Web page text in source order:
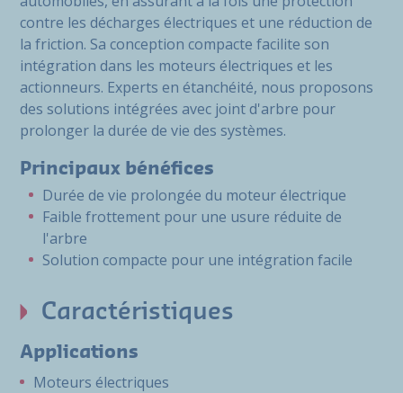
contre les décharges électriques et une réduction de
la friction. Sa conception compacte facilite son
intégration dans les moteurs électriques et les
actionneurs. Experts en étanchéité, nous proposons
des solutions intégrées avec joint d'arbre pour
prolonger la durée de vie des systèmes.
Principaux bénéfices
Durée de vie prolongée du moteur électrique
Faible frottement pour une usure réduite de
l'arbre
Solution compacte pour une intégration facile
Caractéristiques
Applications
Moteurs électriques